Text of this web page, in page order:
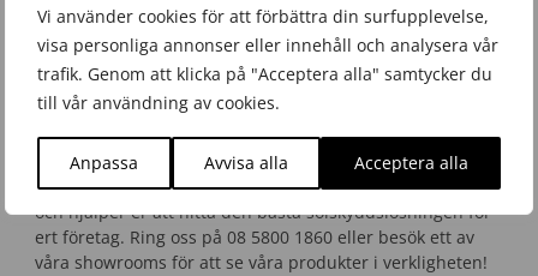
Vi använder cookies för att förbättra din surfupplevelse,
visa personliga annonser eller innehåll och analysera vår
trafik. Genom att klicka på "Acceptera alla" samtycker du
till vår användning av cookies.
Anpassa Avvisa alla Acceptera alla
För att ni ska få en lösning som är perfekt anpassad efter
era lokaler erbjuder vi en komplett helhetsservice – från
första konsultation till färdig installation. Vi ser till att
varje detalj är genomtänkt för att
funktion och estetik.
📞 Kontakta oss idag! Vi erbjuder kostnadsfri rådgivning
och hjälper er att hitta den bästa solskyddslösningen för
ert företag. Ring oss på 08 5800 1860 eller besök ett av
våra showrooms för att se våra produkter i verkligheten!